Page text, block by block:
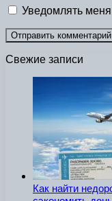
Уведомлять
Свежие записи
Как найти